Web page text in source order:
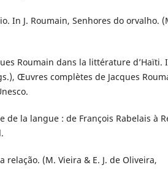
In J. Roumain, Senhores do orvalho.
Roumain dans la littérature d’Haïti.
Œuvres complètes de Jacques
de la langue : de François Rabelais à
relação. (M. Vieira & E. J. de Oliveira,